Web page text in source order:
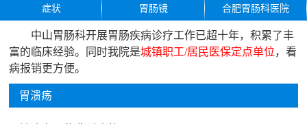
症状 胃肠镜 合肥胃肠科医院
中山胃肠科开展胃肠疾病诊疗工作已超十年，积累了丰
富的临床经验。同时我院是城镇职工/居民医保定点单位，看
病报销更方便。
胃溃疡